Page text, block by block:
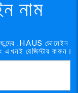
নাম
.HAUS ডোমেইন
এখনই রেজিস্টার করুন।